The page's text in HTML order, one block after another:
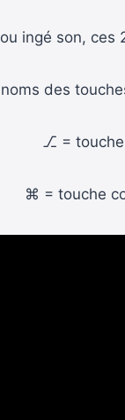
ingé son,
des
⎇ =
⌘ = touche